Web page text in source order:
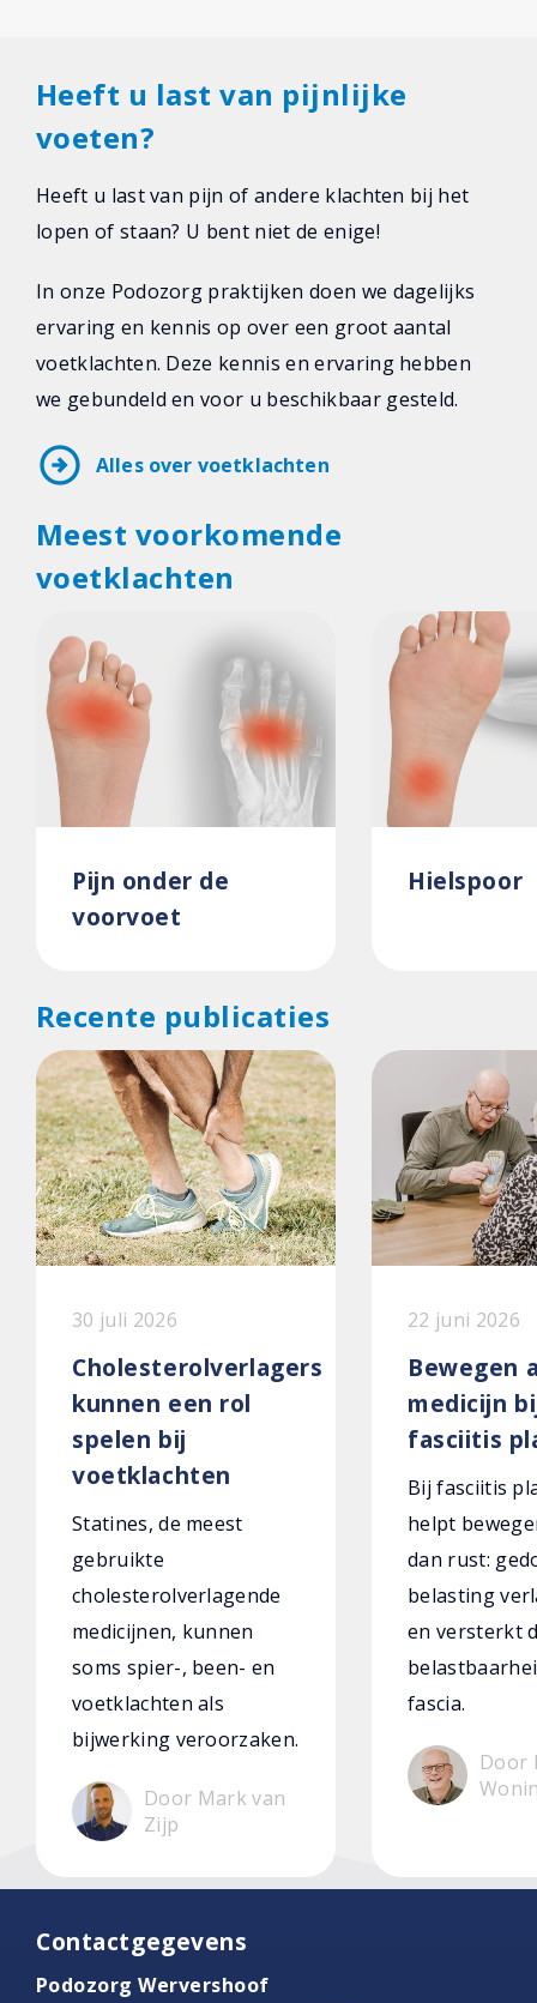
Heeft u last van pijnlijke
voeten?
Heeft u last van pijn of andere klachten bij het
lopen of staan? U bent niet de enige!
In onze Podozorg praktijken doen we dagelijks
ervaring en kennis op over een groot aantal
voetklachten. Deze kennis en ervaring hebben
we gebundeld en voor u beschikbaar gesteld.
arrow_circle_right Alles over voetklachten
Meest voorkomende
voetklachten
Pijn onder de
voorvoet
Hielspoor
Recente publicaties
30 juli 2026
Cholesterolverlagers
kunnen een rol
spelen bij
voetklachten
Statines, de meest
gebruikte
cholesterolverlagende
medicijnen, kunnen
soms spier-, been- en
voetklachten als
bijwerking veroorzaken.
Door Mark van
Zijp
22 juni 2026
Bewegen
medicijn
fasciitis
Bij fasciitis
helpt
dan rust:
belasting
en versterkt
fascia.
Door
Contactgegevens
Podozorg Wervershoof